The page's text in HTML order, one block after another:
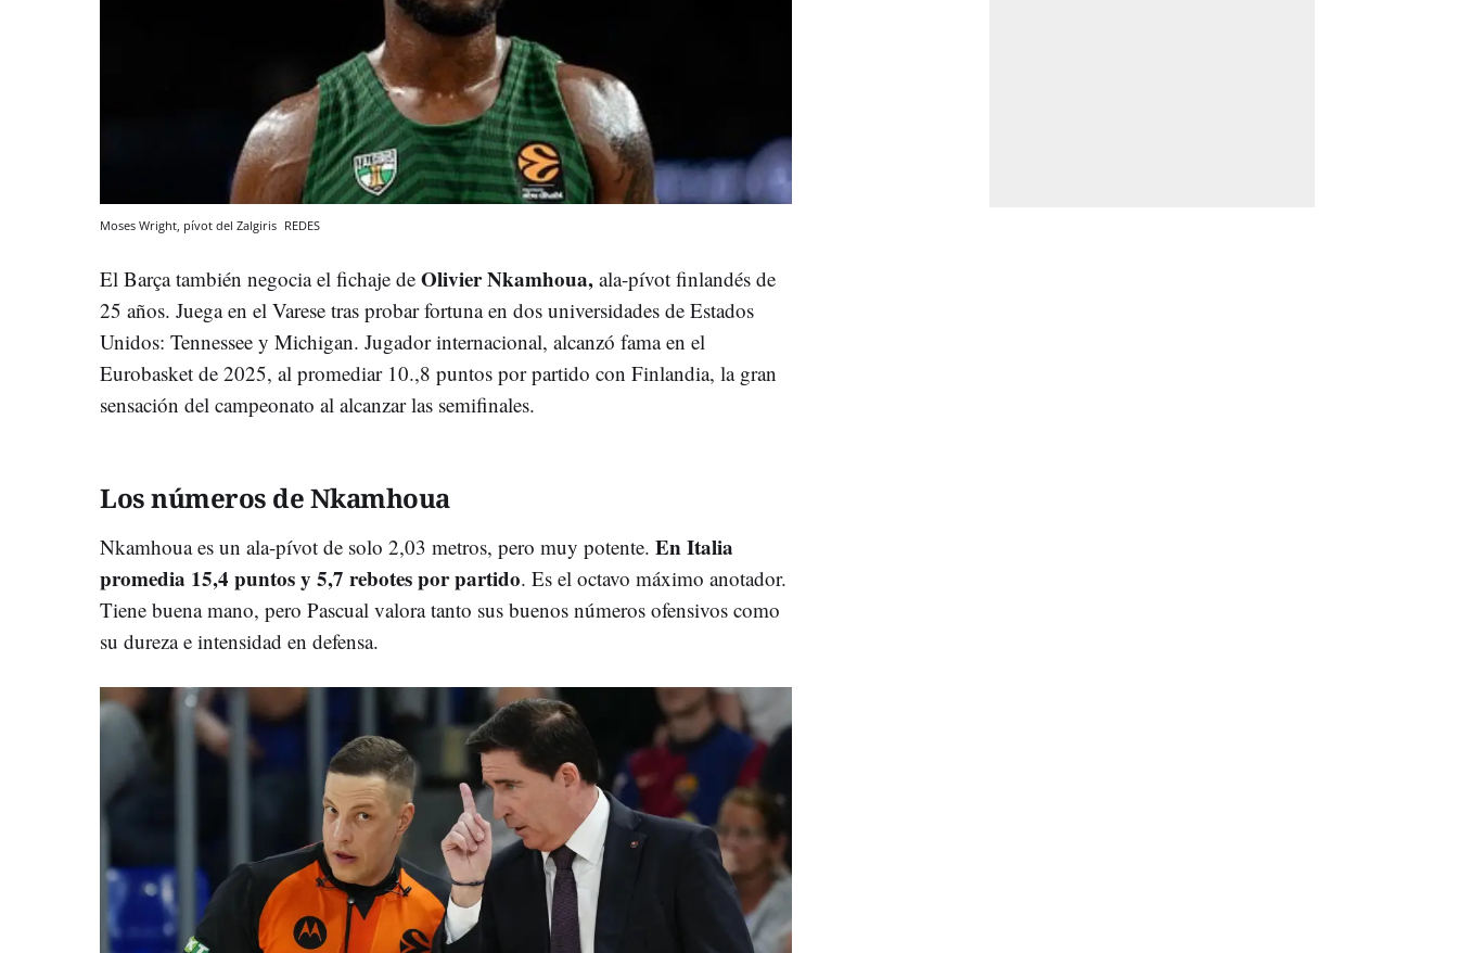
Moses Wright, pívot del Zalgiris REDES
El Barça también negocia el fichaje de Olivier Nkamhoua, ala-pívot finlandés de
25 años. Juega en el Varese tras probar fortuna en dos universidades de Estados
Unidos: Tennessee y Michigan. Jugador internacional, alcanzó fama en el
Eurobasket de 2025, al promediar 10.,8 puntos por partido con Finlandia, la gran
sensación del campeonato al alcanzar las semifinales.
Los números de Nkamhoua
Nkamhoua es un ala-pívot de solo 2,03 metros, pero muy potente. En Italia
promedia 15,4 puntos y 5,7 rebotes por partido. Es el octavo máximo anotador.
Tiene buena mano, pero Pascual valora tanto sus buenos números ofensivos como
su dureza e intensidad en defensa.